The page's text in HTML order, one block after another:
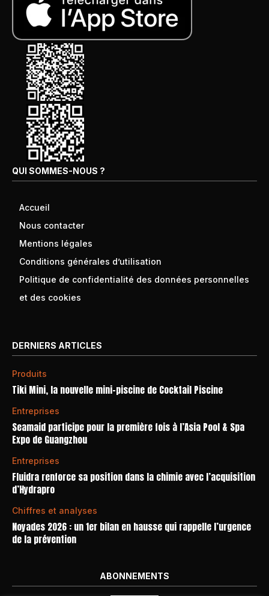
QUI SOMMES-NOUS ?
Accueil
Nous contacter
Mentions légales
Conditions générales d’utilisation
Politique de confidentialité des données personnelles
et des cookies
DERNIERS ARTICLES
Produits
Tiki Mini, la nouvelle mini-piscine de Cocktail Piscine
Entreprises
Seamaid participe pour la première fois à l’Asia Pool & Spa
Expo de Guangzhou
Entreprises
Fluidra renforce sa position dans la chimie avec l’acquisition
d’Hydrapro
Chiffres et analyses
Noyades 2026 : un 1er bilan en hausse qui rappelle l’urgence
de la prévention
ABONNEMENTS